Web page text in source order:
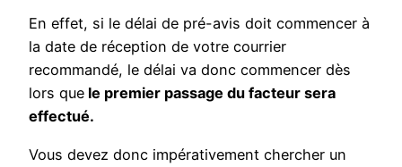
En effet, si le délai de pré-avis doit commencer à
la date de réception de votre courrier
recommandé, le délai va donc commencer dès
lors que le premier passage du facteur sera
effectué.
Vous devez donc impérativement chercher un